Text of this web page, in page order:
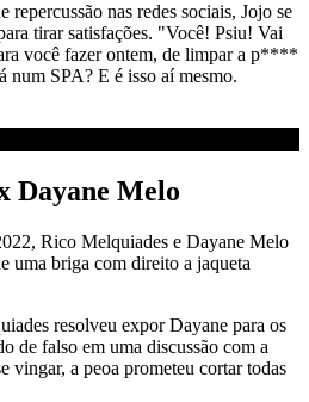
repercussão nas redes sociais, Jojo se
tirar satisfações. "Você! Psiu! Vai
você fazer ontem, de limpar a p****
num SPA? E é isso aí mesmo.
Dayane Melo
Rico Melquiades e Dayane Melo
uma briga com direito a jaqueta
resolveu expor Dayane para os
de falso em uma discussão com a
vingar, a peoa prometeu cortar todas